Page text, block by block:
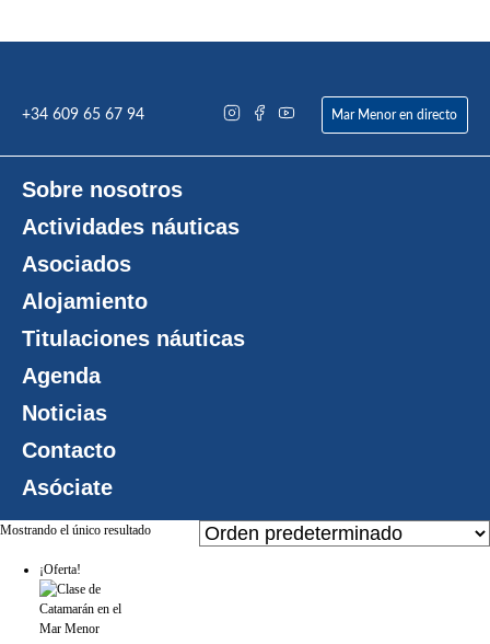
+34 609 65 67 94 Mar Menor en directo
Sobre nosotros
Actividades náuticas
Asociados
Alojamiento
Titulaciones náuticas
Agenda
Noticias
Contacto
Asóciate
Mostrando el único resultado
¡Oferta!